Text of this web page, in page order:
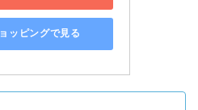
ッピングで見る